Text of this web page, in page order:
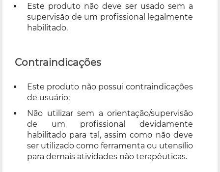
Este produto não deve ser usado sem a
supervisão de um profissional legalmente
habilitado.
Contraindicações
Este produto não possui contraindicações
de usuário;
Não utilizar sem a orientação/supervisão
de um profissional devidamente
habilitado para tal, assim como não deve
ser utilizado como ferramenta ou utensílio
para demais atividades não terapêuticas.